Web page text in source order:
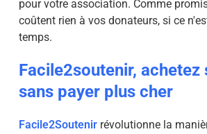
pour votre association. Comme
coûtent rien à vos donateurs, si ce
temps.
Facile2soutenir, achetez
sans payer plus cher
Facile2Soutenirrévolutionne la